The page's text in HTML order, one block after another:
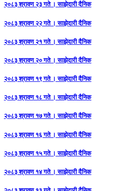
२०८३ श्रावण २३ गते । साझेदारी दैनिक
२०८३ श्रावण २२ गते । साझेदारी दैनिक
२०८३ श्रावण २१ गते । साझेदारी दैनिक
२०८३ श्रावण २० गते । साझेदारी दैनिक
२०८३ श्रावण १९ गते । साझेदारी दैनिक
२०८३ श्रावण १८ गते । साझेदारी दैनिक
२०८३ श्रावण १७ गते । साझेदारी दैनिक
२०८३ श्रावण १६ गते । साझेदारी दैनिक
२०८३ श्रावण १५ गते । साझेदारी दैनिक
२०८३ श्रावण १४ गते । साझेदारी दैनिक